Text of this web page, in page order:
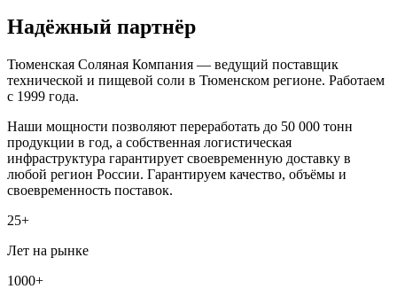
Надёжный партнёр
Тюменская Соляная Компания — ведущий поставщик
технической и пищевой соли в Тюменском регионе. Работаем
с 1999 года.
Наши мощности позволяют переработать до 50 000 тонн
продукции в год, а собственная логистическая
инфраструктура гарантирует своевременную доставку в
любой регион России. Гарантируем качество, объёмы и
своевременность поставок.
25+
Лет на рынке
1000+